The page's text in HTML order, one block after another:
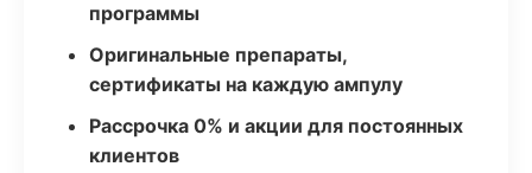
программы
Оригинальные препараты,
сертификаты на каждую ампулу
Рассрочка 0% и акции для постоянных
клиентов